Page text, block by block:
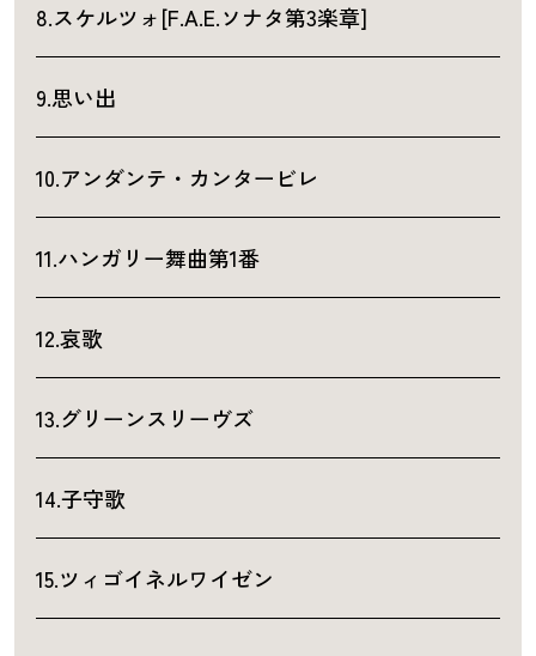
8.スケルツォ[F.A.E.ソナタ第3楽章]
9.思い出
10.アンダンテ・カンタービレ
11.ハンガリー舞曲第1番
12.哀歌
13.グリーンスリーヴズ
14.子守歌
15.ツィゴイネルワイゼン